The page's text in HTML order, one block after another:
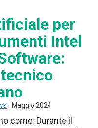
per
Intel
Maggio 2024
come: Durante il